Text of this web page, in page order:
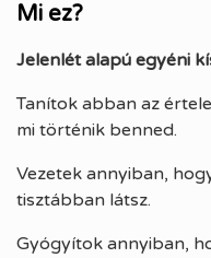
Mi ez?
Jelenlét alapú egyéni
Tanítok abban az
mi történik benned.
Vezetek annyiban,
tisztábban látsz.
Gyógyítok annyiban,